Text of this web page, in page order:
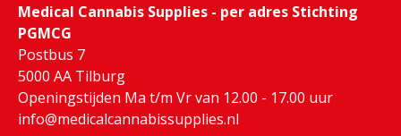
Medical Cannabis Supplies - per adres Stichting
PGMCG
Postbus 7
5000 AA Tilburg
Openingstijden Ma t/m Vr van 12.00 - 17.00 uur
info@medicalcannabissupplies.nl